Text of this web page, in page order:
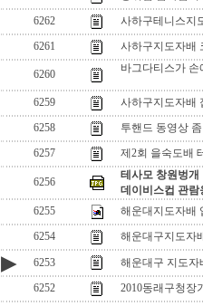
6262
사하구테니스지
6261
사하구지도자배
6260 바그다티스가 손
6259
사하구지도자배
6258
투핸드 동영상
6257
제2회 을숙도배
6256
테사모 창원벙개
데이비스컵 관람
6255
해운대지도자배
6254
해운대구지도자
▶ 6253
해운대구 지도자
6252
2010동래구청장